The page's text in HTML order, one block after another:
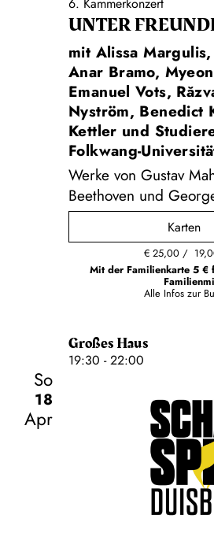
6. Kammerkonzert
UNTER
mit Alissa
Anar Bramo,
Emanuel Vots,
Nyström, Benedict
Kettler und
Folkwang-
Werke von Gustav
Beethoven und
Karten
€ 25,00
Mit der Familienkarte 5 €
Alle Infos zur
Großes Haus
19:30 - 22:00
So
18
Apr